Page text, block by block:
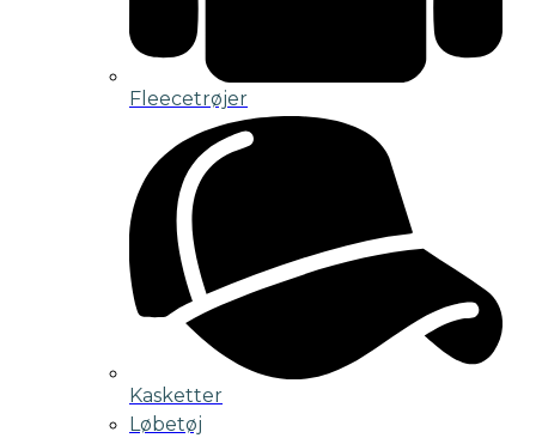
Fleecetrøjer
Kasketter
Løbetøj